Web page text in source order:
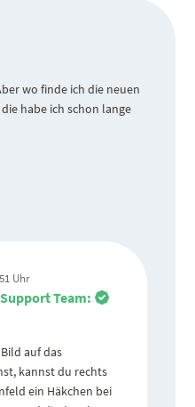
wo finde ich die neuen
habe ich schon lange
Uhr
Team:
auf das
kannst du rechts
ein Häkchen bei